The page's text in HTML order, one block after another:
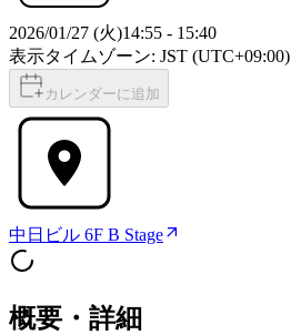
2026/01/27 (火)14:55 - 15:40
表示タイムゾーン: JST (UTC+09:00)
カレンダーに追加
中日ビル 6F B Stage
概要・詳細